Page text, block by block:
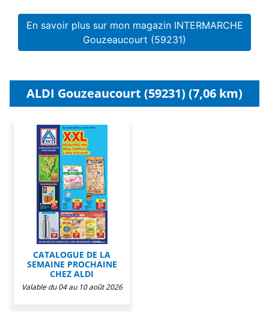
En savoir plus sur mon magazin INTERMARCHE
Gouzeaucourt (59231)
ALDI Gouzeaucourt (59231) (7,06 km)
CATALOGUE DE LA
SEMAINE PROCHAINE
CHEZ ALDI
Valable du 04 au 10 août 2026